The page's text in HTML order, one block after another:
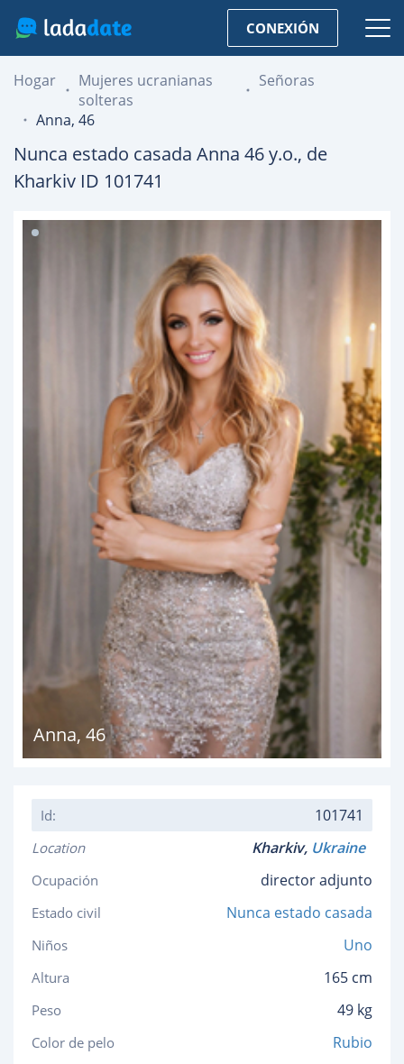
CONEXIÓN
Hogar
Mujeres ucranianas
solteras
Señoras
Anna, 46
Nunca estado casada Anna 46y.o., de
Kharkiv ID 101741
Anna, 46
Id: 101741
Location Kharkiv, Ukraine
Ocupación director adjunto
Estado civil Nunca estado casada
Niños Uno
Altura 165 cm
Peso 49 kg
Color de pelo Rubio